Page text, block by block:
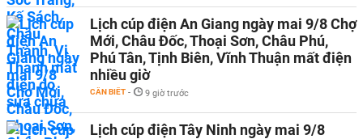
Lịch cúp điện An Giang ngày mai 9/8 Chợ
Mới, Châu Đốc, Thoại Sơn, Châu Phú,
Phú Tân, Tịnh Biên, Vĩnh Thuận mất điện
nhiều giờ
CẦN BIẾT - 9 giờ trước
Lịch cúp điện Tây Ninh ngày mai 9/8